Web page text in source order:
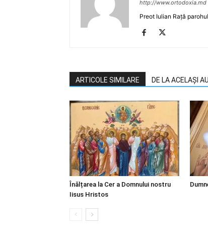
http://www.ortodoxia.md
Preot Iulian Rață
ARTICOLE SIMILARE DE LA ACELAȘI
Înălțarea la Cer a Domnului nostru
Iisus Hristos